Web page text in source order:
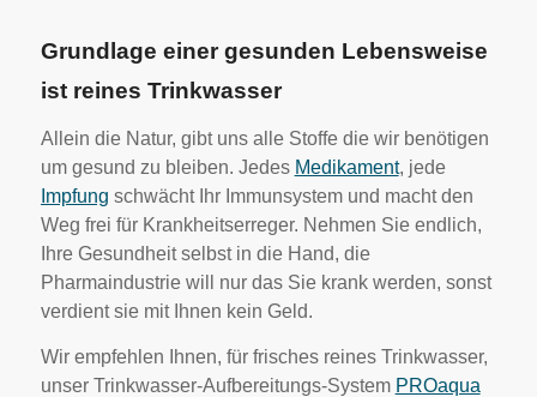
Grundlage einer gesunden Lebensweise
ist reines Trinkwasser
Allein die Natur, gibt uns alle Stoffe die wir benötigen
um gesund zu bleiben. Jedes Medikament, jede
Impfung schwächt Ihr Immunsystem und macht den
Weg frei für Krankheitserreger. Nehmen Sie endlich,
Ihre Gesundheit selbst in die Hand, die
Pharmaindustrie will nur das Sie krank werden, sonst
verdient sie mit Ihnen kein Geld.
Wir empfehlen Ihnen, für frisches reines Trinkwasser,
unser Trinkwasser-Aufbereitungs-System PROaqua